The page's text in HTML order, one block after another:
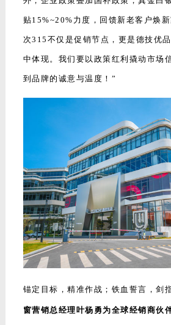
贴15%~20%力度，回馈新老客户焕
次315不仅是促销节点，更是德技优
中体现。 我们要以政策红利撬动市场
到品牌的诚意与温度！ ”
锚定目标，精准作战；铁血誓言，剑
窗营销总经理叶杨勇 为全球经销商伙